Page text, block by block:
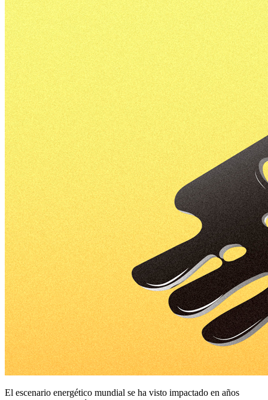
El escenario energético mundial se ha visto impactado en años